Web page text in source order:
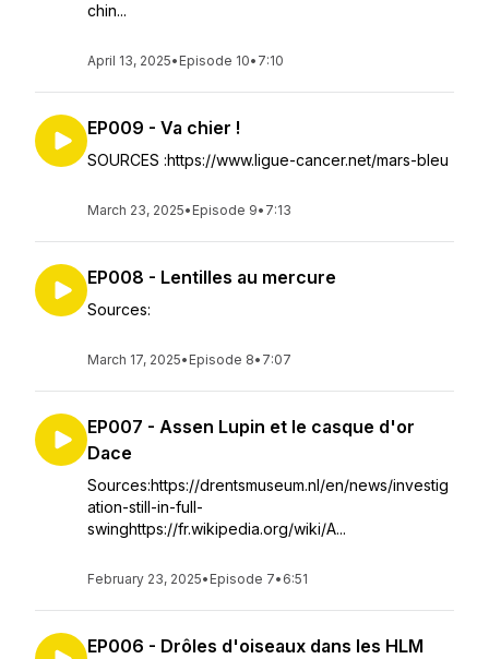
chin...
April 13, 2025• Episode 10• 7:10
EP009 - Va chier !
SOURCES :https://www.ligue-cancer.net/mars-bleu
March 23, 2025• Episode 9• 7:13
EP008 - Lentilles au mercure
Sources:
March 17, 2025• Episode 8• 7:07
EP007 - Assen Lupin et le casque d'or
Dace
Sources:https://drentsmuseum.nl/en/news/investig
ation-still-in-full-
swinghttps://fr.wikipedia.org/wiki/A...
February 23, 2025• Episode 7• 6:51
EP006 - Drôles d'oiseaux dans les HLM